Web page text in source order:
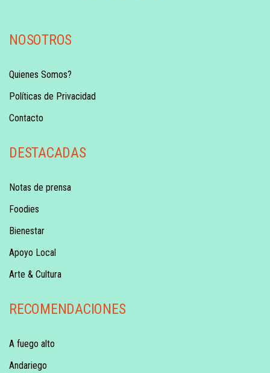
NOSOTROS
Quienes Somos?
Políticas de Privacidad
Contacto
DESTACADAS
Notas de prensa
Foodies
Bienestar
Apoyo Local
Arte & Cultura
RECOMENDACIONES
A fuego alto
Andariego